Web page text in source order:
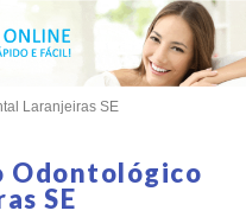
Laranjeiras SE
Odontológico
SE